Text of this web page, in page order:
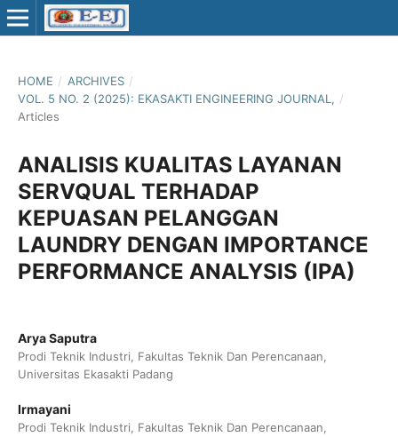
HOME / ARCHIVES /
VOL. 5 NO. 2 (2025): EKASAKTI ENGINEERING JOURNAL, /
Articles
ANALISIS KUALITAS LAYANAN
SERVQUAL TERHADAP
KEPUASAN PELANGGAN
LAUNDRY DENGAN IMPORTANCE
PERFORMANCE ANALYSIS (IPA)
Arya Saputra
Prodi Teknik Industri, Fakultas Teknik Dan Perencanaan,
Universitas Ekasakti Padang
Irmayani
Prodi Teknik Industri, Fakultas Teknik Dan Perencanaan,